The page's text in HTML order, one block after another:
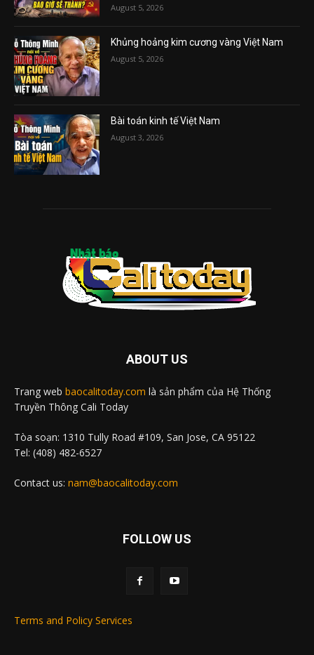
August 5, 2026
Khủng hoảng kim cương vàng Việt Nam
August 5, 2026
Bài toán kinh tế Việt Nam
August 3, 2026
ABOUT US
Trang web baocalitoday.com là sản phẩm của Hệ Thống
Truyền Thông Cali Today
Tòa soạn: 1310 Tully Road #109, San Jose, CA 95122
Tel: (408) 482-6527
Contact us: nam@baocalitoday.com
FOLLOW US
Terms and Policy Services